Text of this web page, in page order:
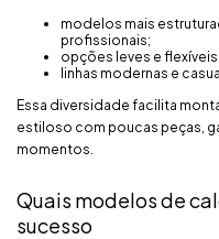
modelos mais
profissionais;
opções leves e
linhas modernas e
Essa diversidade facilita
estiloso com poucas peças,
momentos.
Quais modelos de
sucesso